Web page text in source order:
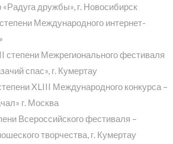
дружбы», г. Новосибирск
Международного интернет-
степени Межрегионального фестиваля
спас», г. Кумертау
XLIII Международного конкурса –
г. Москва
Всероссийского фестиваля –
творчества, г. Кумертау